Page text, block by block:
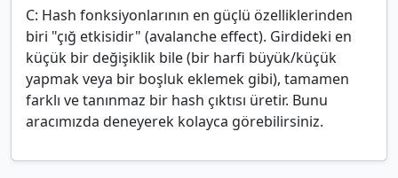
C: Hash fonksiyonlarının en güçlü özelliklerinden
biri "çığ etkisidir" (avalanche effect). Girdideki en
küçük bir değişiklik bile (bir harfi büyük/küçük
yapmak veya bir boşluk eklemek gibi), tamamen
farklı ve tanınmaz bir hash çıktısı üretir. Bunu
aracımızda deneyerek kolayca görebilirsiniz.